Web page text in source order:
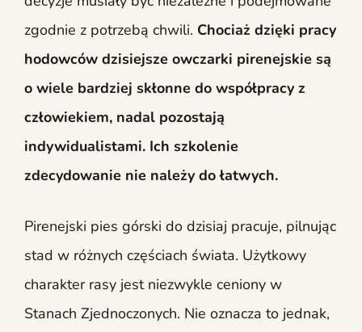
zgodnie z potrzebą chwili. Chociaż dzięki pracy
hodowców dzisiejsze owczarki pirenejskie są
o wiele bardziej skłonne do współpracy z
człowiekiem, nadal pozostają
indywidualistami. Ich szkolenie
zdecydowanie nie należy do łatwych.
Pirenejski pies górski do dzisiaj pracuje, pilnując
stad w różnych częściach świata. Użytkowy
charakter rasy jest niezwykle ceniony w
Stanach Zjednoczonych. Nie oznacza to jednak,